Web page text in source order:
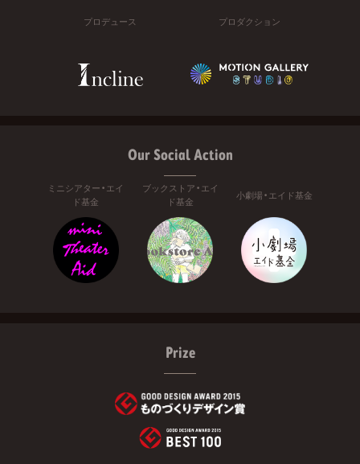
プロデュース プロダクション
Our Social Action
ミニシアター・エイ
ド基金
ブックストア・エイ
ド基金
小劇場・エイド基金
Prize